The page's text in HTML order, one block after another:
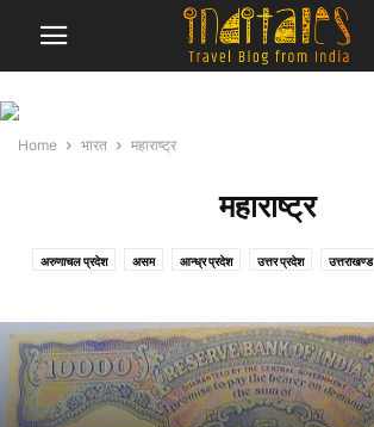
Home भारत महाराष्ट्र
महाराष्ट्र
अरुणाचल प्रदेश असम आन्ध्र प्रदेश उत्तर प्रदेश उत्तराखण्ड
दमन एवं दीव दादरा नगर हवेली दिल्ली पंजाब पश्चिम बंगाल
महाराष्ट्र मेघालय राजस्थान सिक्किम हरियाणा